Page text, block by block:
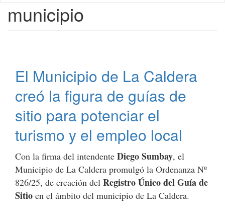
Contenido
municipio
El Municipio de La Caldera
creó la figura de guías de
sitio para potenciar el
turismo y el empleo local
Con la firma del intendente Diego Sumbay, el
Municipio de La Caldera promulgó la Ordenanza Nº
826/25, de creación del Registro Único del Guía de
Sitio en el ámbito del municipio de La Caldera.